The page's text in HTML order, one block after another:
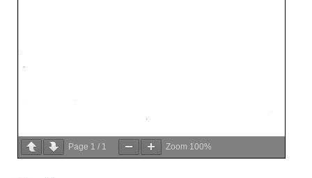
Page 1 / 1 Zoom 100%